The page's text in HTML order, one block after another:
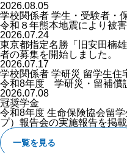
2026.08.05
学校関係者 学生・受験者・
令和８年熊本地震により被
2026.07.24
東京都指定名勝「旧安田楠
者の募集を開始しました。
2026.07.17
学校関係者 学研災 留学生住
令和8年度 学研災・留補償
2026.07.08
冠奨学金
令和8年度 生命保険協会留
プ）報告会の実施報告を掲載
一覧を見る